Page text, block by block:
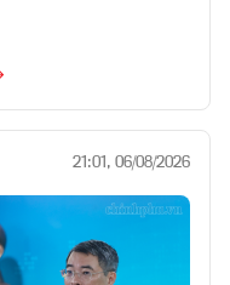
21:01, 06/08/2026